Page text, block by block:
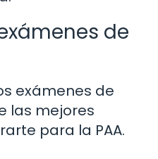
de
exámenes de
las mejores
para la PAA.